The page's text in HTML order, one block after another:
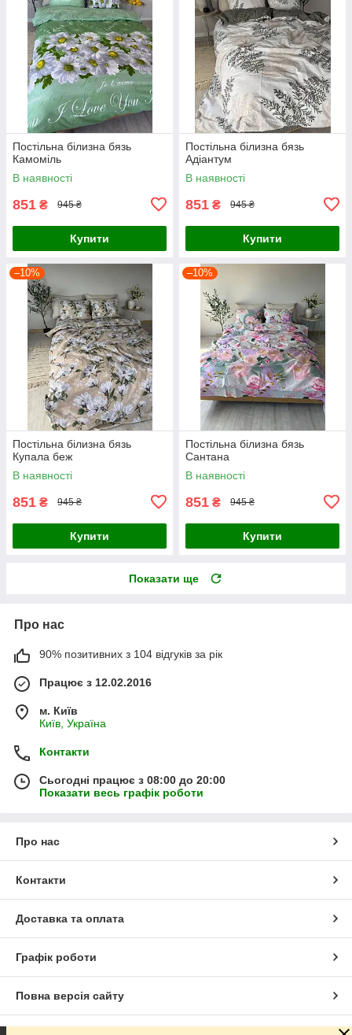
Постільна білизна бязь
Камоміль
В наявності
851 ₴ 945 ₴
Купити
Постільна білизна бязь
Адіантум
В наявності
851 ₴ 945 ₴
Купити
–10%
Постільна білизна бязь
Купала беж
В наявності
851 ₴ 945 ₴
Купити
–10%
Постільна білизна бязь
Сантана
В наявності
851 ₴ 945 ₴
Купити
Показати ще
Про нас
90% позитивних з 104 відгуків за рік
Працює з 12.02.2016
м. Київ
Київ, Україна
Контакти
Сьогодні працює з 08:00 до 20:00
Показати весь графік роботи
Про нас
Контакти
Доставка та оплата
Графік роботи
Повна версія сайту